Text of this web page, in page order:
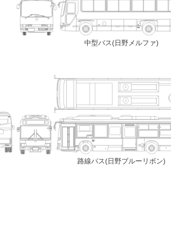
中型バス(日野メルファ)
路線バス(日野ブルーリボン)